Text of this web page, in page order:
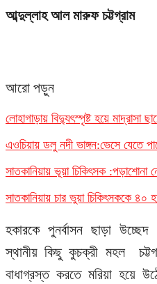
আব্দুল্লাহ আল মারুফ চট্টগ্রাম
আরো পড়ুন
লোহাগাড়ায় বিদ্যুৎস্পৃষ্ট হয়ে মাদ্রাসা
এওচিয়ায় ডলু নদী ভাঙ্গন:ভেসে যেতে
সাতকানিয়ায় ভূয়া চিকিৎসক
সাতকানিয়ায় চার ভুয়া চিকিৎসককে ৪০
হকারকে পুনর্বাসন ছাড়া উচ্ছেদ
স্থানীয় কিছু কুচক্রী মহল
বাধাগ্রস্ত করতে মরিয়া হয়ে